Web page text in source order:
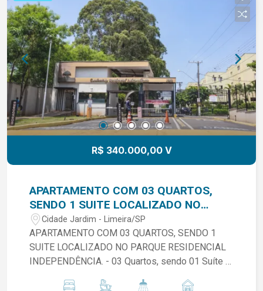
R$ 340.000,00 V
APARTAMENTO COM 03 QUARTOS,
SENDO 1 SUITE LOCALIZADO NO
PARQUE RESIDENCIAL
INDEPENDÊNCIA.
Cidade Jardim - Limeira/SP
APARTAMENTO COM 03 QUARTOS, SENDO 1
SUITE LOCALIZADO NO PARQUE RESIDENCIAL
INDEPENDÊNCIA. - 03 Quartos, sendo 01 Suíte e